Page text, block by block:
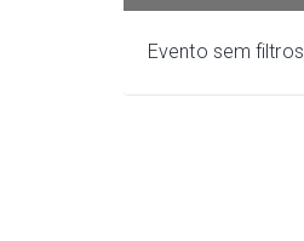
Evento sem filtros.